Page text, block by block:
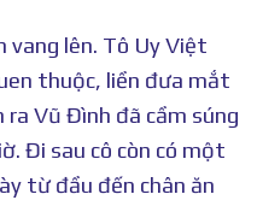
lên. Tô Uy Việt
thuộc, liền đưa mắt
ra Vũ Đình đã cầm súng
Đi sau cô còn có một
từ đầu đến chân ăn